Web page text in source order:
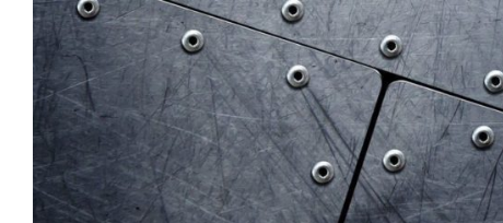
Перейти к содержимому